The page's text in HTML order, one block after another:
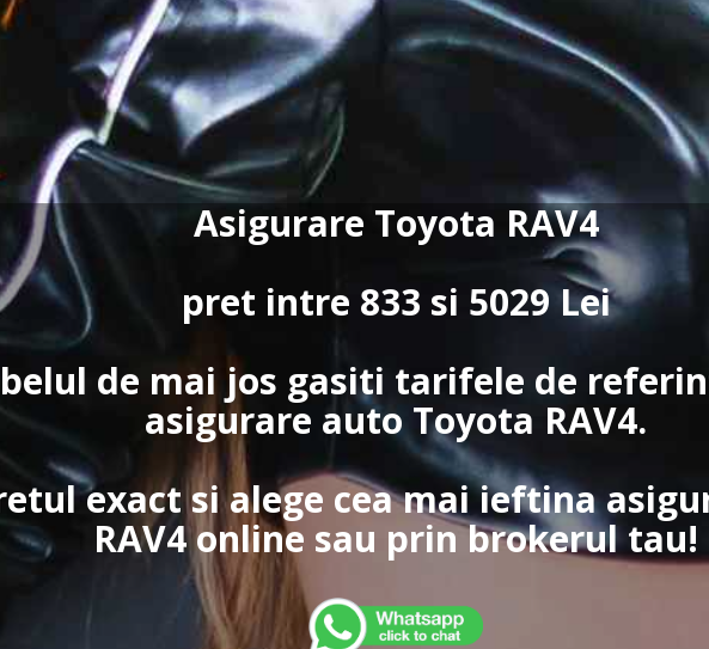
Asigurare Toyota RAV4
pret intre 833 si 5029 Lei
de mai jos gasiti tarifele de
asigurare auto Toyota RAV4.
exact si alege cea mai ieftina
RAV4 online sau prin brokerul tau!